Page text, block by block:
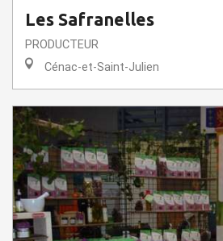
Les Safranelles
PRODUCTEUR
Cénac-et-Saint-Julien